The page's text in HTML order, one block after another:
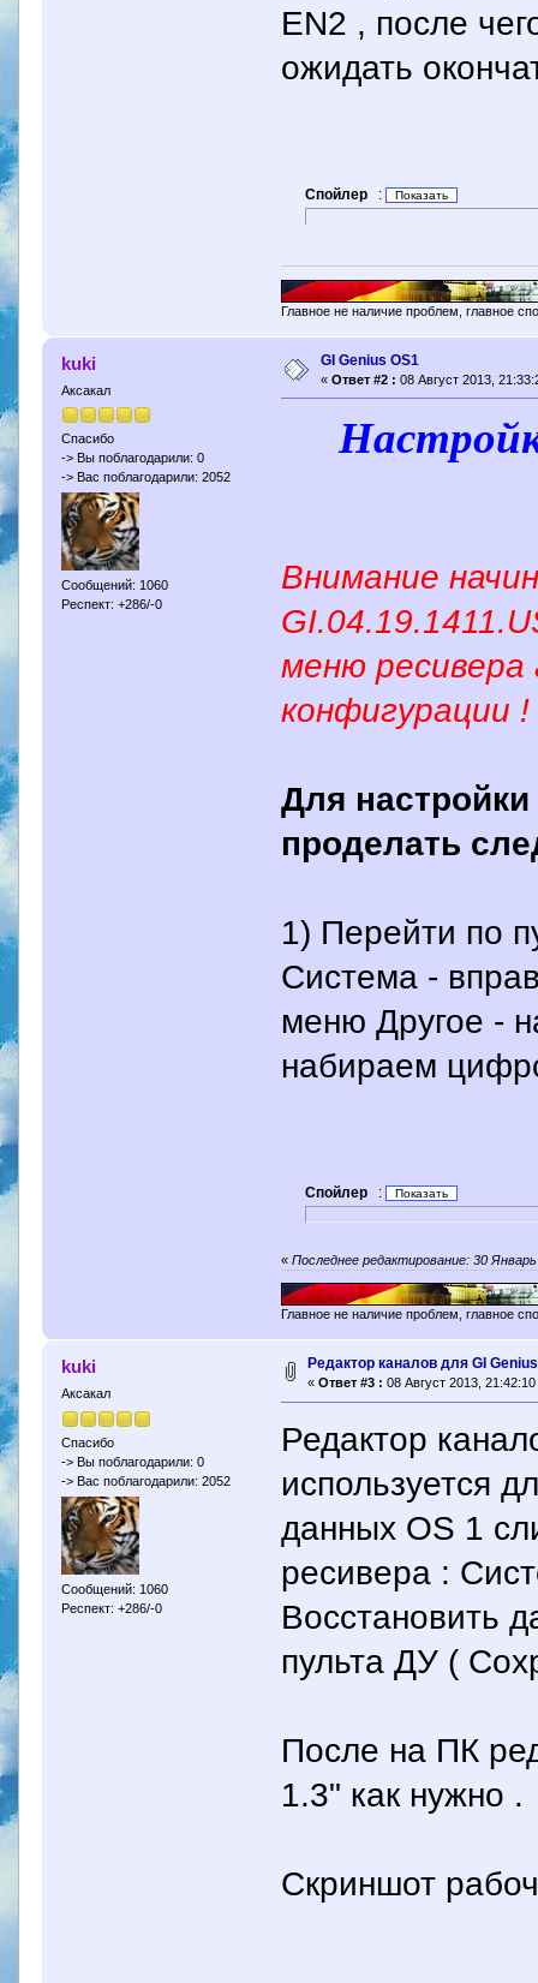
EN2 , после
ожидать
Спойлер :
Главное не наличие проблем, главное
kuki
Аксакал
Спасибо
-> Вы поблагодарили: 0
-> Вас поблагодарили: 2052
Сообщений: 1060
Респект: +286/-0
GI Genius OS1
« Ответ #2 : 08 Август 2013,
Внимание
меню
конфигурации !
Для
проделать
1) Перейти по
Система -
меню Другое -
набираем
Спойлер :
«Последнее редактирование: 30
Главное не наличие проблем, главное
kuki
Аксакал
Спасибо
-> Вы поблагодарили: 0
-> Вас поблагодарили: 2052
Сообщений: 1060
Респект: +286/-0
Редактор каналов для GI
« Ответ #3 : 08 Август 2013, 21:42:10
Редактор
используется
данных OS 1
ресивера :
Восстановить
пульта ДУ (
После на ПК
1.3" как нужно .
Скриншот